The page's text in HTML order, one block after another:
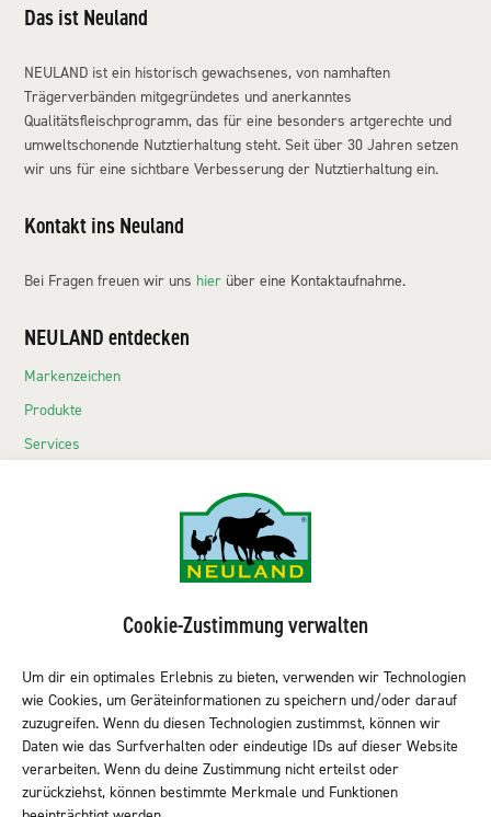
Cookie-Zustimmung verwalten
Um dir ein optimales Erlebnis zu bieten, verwenden wir Technologien
wie Cookies, um Geräteinformationen zu speichern und/oder darauf
zuzugreifen. Wenn du diesen Technologien zustimmst, können wir
Daten wie das Surfverhalten oder eindeutige IDs auf dieser Website
verarbeiten. Wenn du deine Zustimmung nicht erteilst oder
zurückziehst, können bestimmte Merkmale und Funktionen
Das ist Neuland
NEULAND ist ein historisch gewachsenes, von namhaften
Trägerverbänden mitgegründetes und anerkanntes
Qualitätsfleischprogramm, das für eine besonders artgerechte und
umweltschonende Nutztierhaltung steht. Seit über 30 Jahren setzen
wir uns für eine sichtbare Verbesserung der Nutztierhaltung ein.
Kontakt ins Neuland
Bei Fragen freuen wir uns hier über eine Kontaktaufnahme.
NEULAND entdecken
Markenzeichen
Produkte
Services
Sortiment Kantine & Gastro
NEULAND finden